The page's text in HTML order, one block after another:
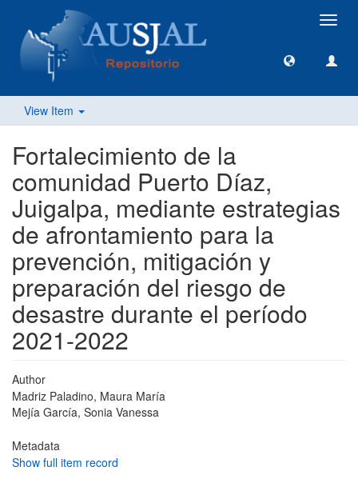
View Item
Fortalecimiento de la
comunidad Puerto Díaz,
Juigalpa, mediante estrategias
de afrontamiento para la
prevención, mitigación y
preparación del riesgo de
desastre durante el período
2021-2022
Author
Madriz Paladino, Maura María
Mejía García, Sonia Vanessa
Metadata
Show full item record